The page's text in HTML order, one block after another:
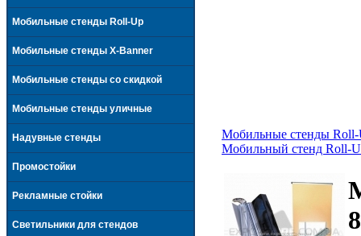
Мобильные стенды Roll-Up
Мобильные стенды X-Banner
Мобильные стенды со скидкой
Мобильные стенды уличные
Надувные стенды
Промостойки
Рекламные стойки
Светильники для стендов
Мобильные стенды
Мобильный стенд Roll-